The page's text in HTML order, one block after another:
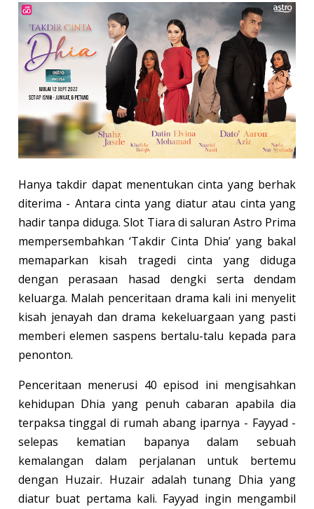
Hanya takdir dapat menentukan cinta yang berhak
diterima - Antara cinta yang diatur atau cinta yang
hadir tanpa diduga. Slot Tiara di saluran Astro Prima
mempersembahkan ‘Takdir Cinta Dhia’ yang bakal
memaparkan kisah tragedi cinta yang diduga
dengan perasaan hasad dengki serta dendam
keluarga. Malah penceritaan drama kali ini menyelit
kisah jenayah dan drama kekeluargaan yang pasti
memberi elemen saspens bertalu-talu kepada para
penonton.
Penceritaan menerusi 40 episod ini mengisahkan
kehidupan Dhia yang penuh cabaran apabila dia
terpaksa tinggal di rumah abang iparnya - Fayyad -
selepas kematian bapanya dalam sebuah
kemalangan dalam perjalanan untuk bertemu
dengan Huzair. Huzair adalah tunang Dhia yang
diatur buat pertama kali. Fayyad ingin mengambil